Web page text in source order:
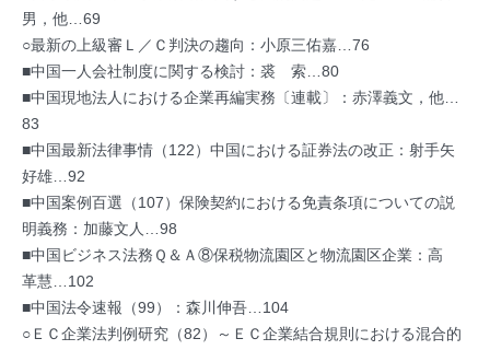
男，他…69
○最新の上級審Ｌ／Ｃ判決の趨向：小原三佑嘉…76
■中国一人会社制度に関する検討：裘 索…80
■中国現地法人における企業再編実務〔連載〕：赤澤義文，他…
83
■中国最新法律事情（122）中国における証券法の改正：射手矢
好雄…92
■中国案例百選（107）保険契約における免責条項についての説
明義務：加藤文人…98
■中国ビジネス法務Ｑ＆Ａ⑧保税物流園区と物流園区企業：高
革慧…102
■中国法令速報（99）：森川伸吾…104
○ＥＣ企業法判例研究（82）～ＥＣ企業結合規則における混合的